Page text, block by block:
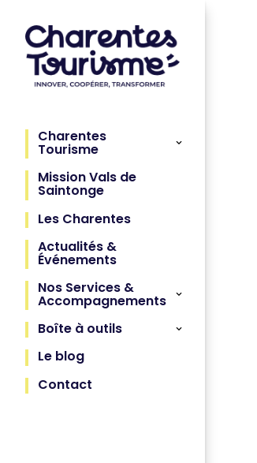
Charentes
Tourisme
Mission Vals de
Saintonge
Les Charentes
Actualités &
Événements
Nos Services &
Accompagnements
Boîte à outils
Le blog
Contact